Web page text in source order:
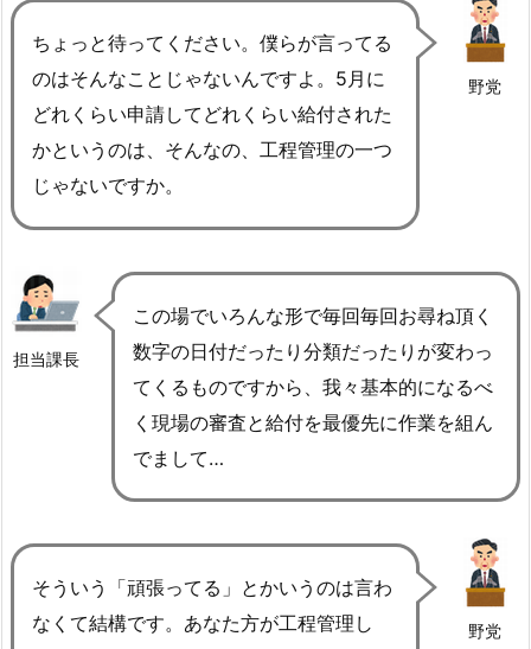
野党
ちょっと待ってください。僕らが言ってる
のはそんなことじゃないんですよ。5月に
どれくらい申請してどれくらい給付された
かというのは、そんなの、工程管理の一つ
じゃないですか。
担当課長
この場でいろんな形で毎回毎回お尋ね頂く
数字の日付だったり分類だったりが変わっ
てくるものですから、我々基本的になるべ
く現場の審査と給付を最優先に作業を組ん
でまして…
野党
そういう「頑張ってる」とかいうのは言わ
なくて結構です。あなた方が工程管理し